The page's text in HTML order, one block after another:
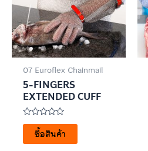
07 Euroflex Chainmail
5-FINGERS
EXTENDED CUFF
ให้
คะแนน
ตั้งแต่
ซื้อสินค้า